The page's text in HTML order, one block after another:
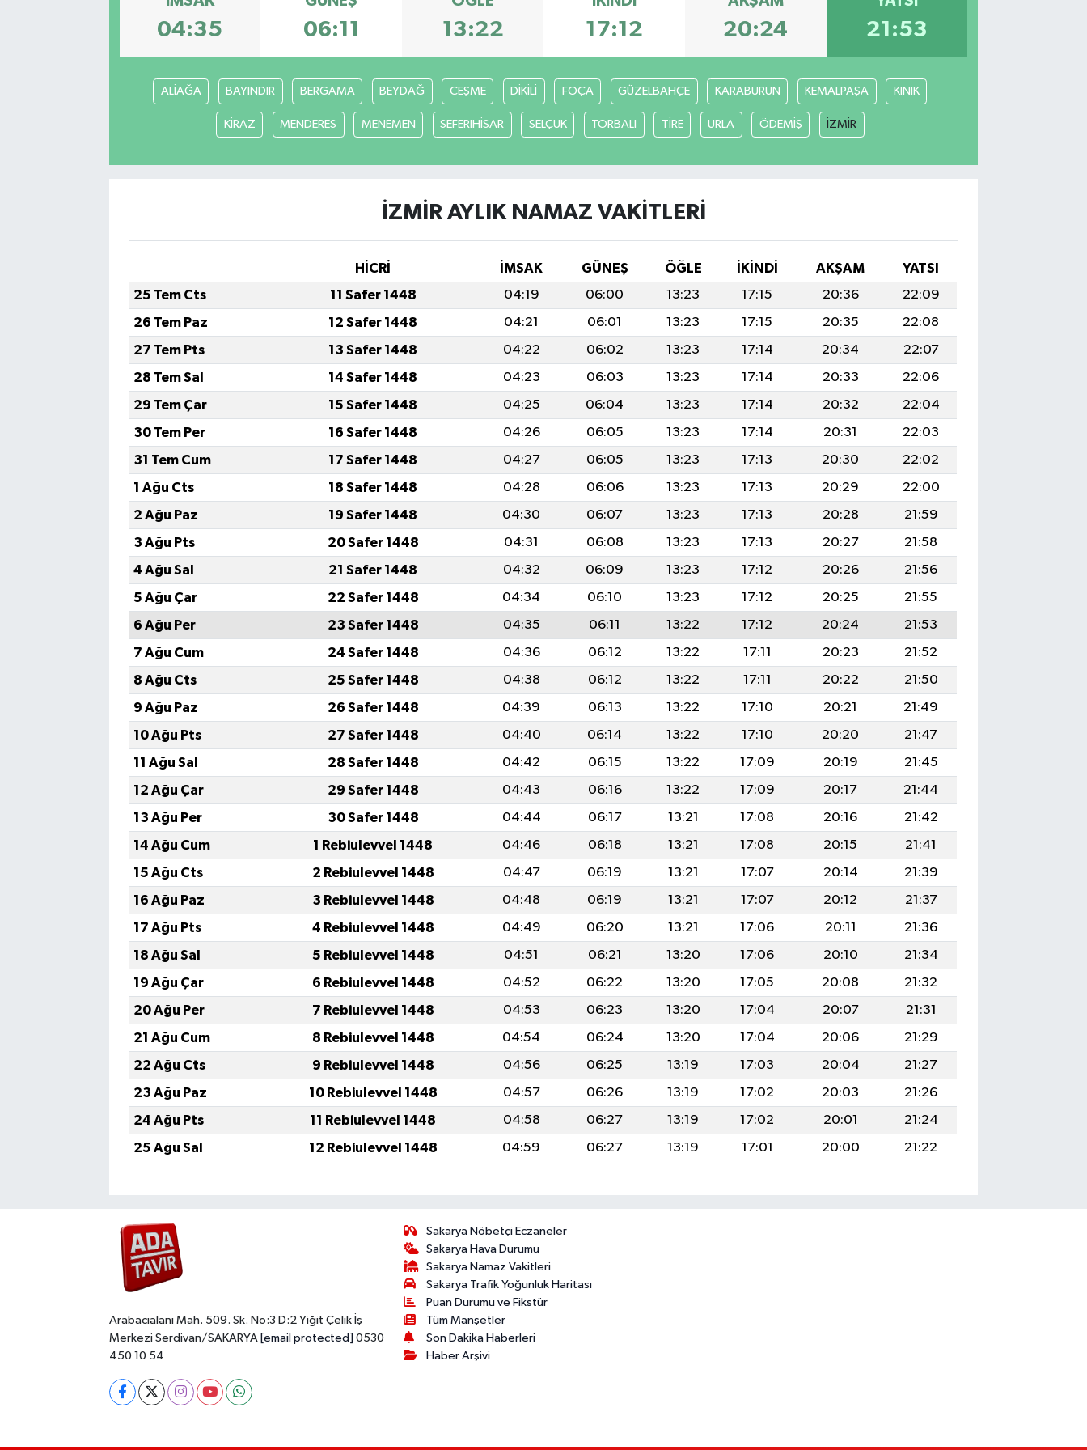
04:35 06:11 13:22 17:12 20:24 21:53
ALİAĞA BAYINDIR BERGAMA BEYDAĞ CEŞME DİKİLİ FOÇA GÜZELBAHÇE KARABURUN KEMALPAŞA KINIK
KİRAZ MENDERES MENEMEN SEFERIHİSAR SELÇUK TORBALI TİRE URLA ÖDEMİŞ İZMİR
İZMİR AYLIK NAMAZ VAKITLERI
HİCRİ İMSAK GÜNEŞ ÖĞLE İKINDI AKŞAM
YATSI
25 Tem Cts
11 Safer 1448 04:19 06:00 13:23 17:15 20:36
22:09
26 Tem Paz
12 Safer 1448 04:21 06:01 13:23 17:15 20:35
22:08
27 Tem Pts
13 Safer 1448 04:22 06:02 13:23 17:14 20:34
22:07
28 Tem Sal
14 Safer 1448 04:23 06:03 13:23 17:14 20:33
22:06
29 Tem Çar
15 Safer 1448 04:25 06:04 13:23 17:14 20:32
22:04
30 Tem Per
16 Safer 1448 04:26 06:05 13:23 17:14 20:31
22:03
31 Tem Cum
17 Safer 1448 04:27 06:05 13:23 17:13 20:30
22:02
1 Ağu Cts
18 Safer 1448 04:28 06:06 13:23 17:13 20:29
22:00
2 Ağu Paz
19 Safer 1448 04:30 06:07 13:23 17:13 20:28
21:59
3 Ağu Pts
20 Safer 1448 04:31 06:08 13:23 17:13 20:27
21:58
4 Ağu Sal
21 Safer 1448 04:32 06:09 13:23 17:12 20:26
21:56
5 Ağu Çar
22 Safer 1448 04:34 06:10 13:23 17:12 20:25
21:55
6 Ağu Per
23 Safer 1448 04:35 06:11 13:22 17:12 20:24
21:53
7 Ağu Cum
24 Safer 1448 04:36 06:12 13:22 17:11 20:23
21:52
8 Ağu Cts
25 Safer 1448 04:38 06:12 13:22 17:11 20:22
21:50
9 Ağu Paz
26 Safer 1448 04:39 06:13 13:22 17:10 20:21
21:49
10 Ağu Pts
27 Safer 1448 04:40 06:14 13:22 17:10 20:20
21:47
11 Ağu Sal
28 Safer 1448 04:42 06:15 13:22 17:09 20:19
21:45
12 Ağu Çar
29 Safer 1448 04:43 06:16 13:22 17:09 20:17
21:44
13 Ağu Per
30 Safer 1448 04:44 06:17 13:21 17:08 20:16
21:42
14 Ağu Cum
1 Rebiulevvel 1448 04:46 06:18 13:21 17:08 20:15
21:41
15 Ağu Cts
2 Rebiulevvel 1448 04:47 06:19 13:21 17:07 20:14
21:39
16 Ağu Paz
3 Rebiulevvel 1448 04:48 06:19 13:21 17:07 20:12
21:37
17 Ağu Pts
4 Rebiulevvel 1448 04:49 06:20 13:21 17:06 20:11
21:36
18 Ağu Sal
5 Rebiulevvel 1448 04:51 06:21 13:20 17:06 20:10
21:34
19 Ağu Çar
6 Rebiulevvel 1448 04:52 06:22 13:20 17:05 20:08
21:32
20 Ağu Per
7 Rebiulevvel 1448 04:53 06:23 13:20 17:04 20:07
21:31
21 Ağu Cum
8 Rebiulevvel 1448 04:54 06:24 13:20 17:04 20:06
21:29
22 Ağu Cts
9 Rebiulevvel 1448 04:56 06:25 13:19 17:03 20:04
21:27
23 Ağu Paz
10 Rebiulevvel 1448 04:57 06:26 13:19 17:02 20:03
21:26
24 Ağu Pts
11 Rebiulevvel 1448 04:58 06:27 13:19 17:02 20:01
21:24
25 Ağu Sal
12 Rebiulevvel 1448 04:59 06:27 13:19 17:01 20:00 21:22
Arabacıalanı Mah. 509. Sk. No:3 D:2 Yiğit Çelik İş
Merkezi Serdivan/SAKARYA [email protected] 0530
450 10 54
Sakarya Nöbetçi Eczaneler
Sakarya Hava Durumu
Sakarya Namaz Vakitleri
Sakarya Trafik Yoğunluk Haritası
Puan Durumu ve Fikstür
Tüm Manşetler
Son Dakika Haberleri
Haber Arşivi